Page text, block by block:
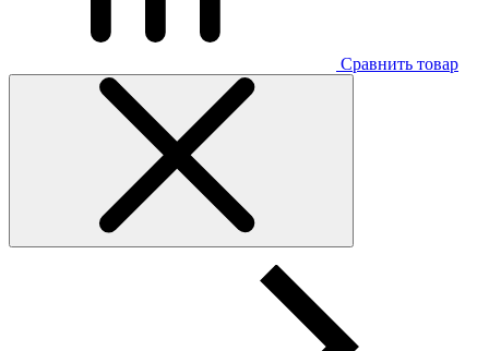
Сравнить товар